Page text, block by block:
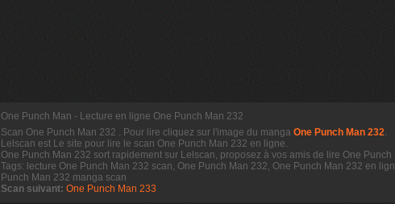
One Punch Man - Lecture en ligne One Punch Man 232
Scan One Punch Man 232 . Pour lire cliquez sur l'image du manga One Punch Man 232.
Lelscan est Le site pour lire le scan One Punch Man 232 en ligne.
One Punch Man 232 sort rapidement sur Lelscan, proposez à vos amis de lire One Punch
Tags: lecture One Punch Man 232 scan, One Punch Man 232, One Punch Man 232 en
Punch Man 232 manga scan
Scan suivant: One Punch Man 233